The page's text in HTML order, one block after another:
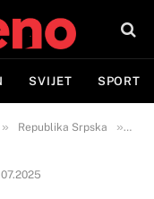
SVIJET SPORT
» Republika Srpska »